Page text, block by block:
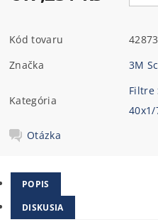
Kód tovaru
42873
Značka
3M
Kategória
Filtre
40x1/
Otázka
POPIS
DISKUSIA